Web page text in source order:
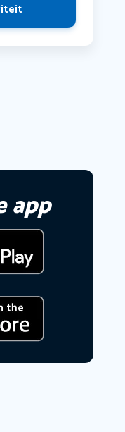
app